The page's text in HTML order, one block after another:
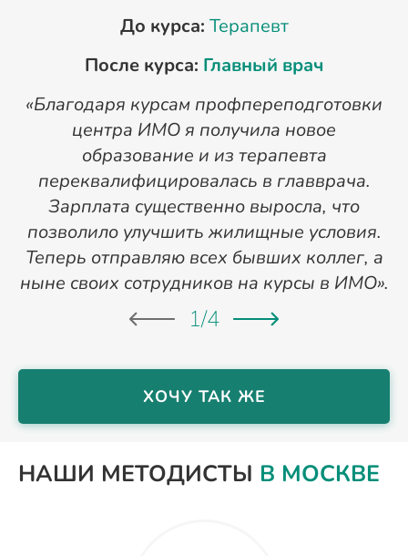
До курса: Терапевт
После курса: Главный врач
«Благодаря курсам профпереподготовки
центра ИМО я получила новое
образование и из терапевта
переквалифицировалась в главврача.
Зарплата существенно выросла, что
позволило улучшить жилищные условия.
Теперь отправляю всех бывших коллег, а
ныне своих сотрудников на курсы в ИМО».
1/4
ХОЧУ ТАК ЖЕ
НАШИ МЕТОДИСТЫ В МОСКВЕ